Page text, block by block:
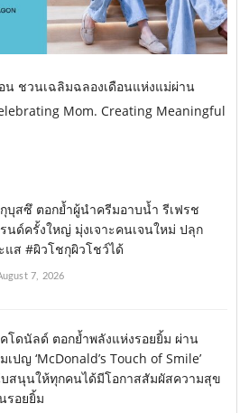
น ชวนเฉลิมฉลองเดือนแห่งแม่ผ่าน
Mom. Creating Meaningful
บุสซึ ตอกย้ำผู้นำครีมอาบน้ำ รีเฟรช
นด์ครั้งใหญ่ มุ่งเจาะคนเจนใหม่ ปลุก
แส #ผิวโชกุผิวโชว์ได้
7, 2026
โดนัลด์ ตอกย้ำพลังแห่งรอยยิ้ม ผ่าน
เปญ ‘McDonald’s Touch of Smile’
สนุนให้ทุกคนได้มีโอกาสสัมผัสความสุข
รอยยิ้ม